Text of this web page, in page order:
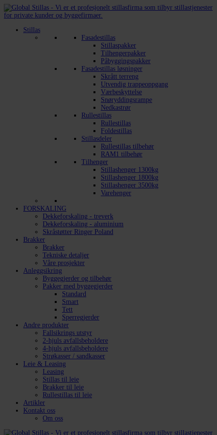
Stillas
Fasadestillas
Stillaspakker
Tilhengerpakker
Påbyggingspakker
Fasadestillas løsninger
Skrått terreng
Utvendig trappeoppgang
Værbeskyttelse
Snøryddingsrampe
Nedkastrør
Rullestillas
Rullestillas
Foldestillas
Stillasdeler
Rullestillas tilbehør
RAM1 tilbehør
Tilhenger
Stillashenger 1300kg
Stillashenger 1800kg
Stillashenger 3500kg
Varehenger
FORSKALING
Dekkeforskaling - treverk
Dekkeforskaling - aluminium
Skråstøtter Ringer Poland
Brakker
Brakker
Tekniske detaljer
Våre prosjekter
Anleggsikring
Byggegjerder og tilbehør
Pakker med byggegjerder
Standard
Smart
Tett
Sperregjerder
Andre produkter
Fallsikrings utstyr
2-hjuls avfallsbeholdere
4-hjuls avfallsbeholdere
Strøkasser / sandkasser
Leie & Leasing
Leasing
Stillas til leie
Brakker til leie
Rullestillas til leie
Artikler
Kontakt oss
Om oss